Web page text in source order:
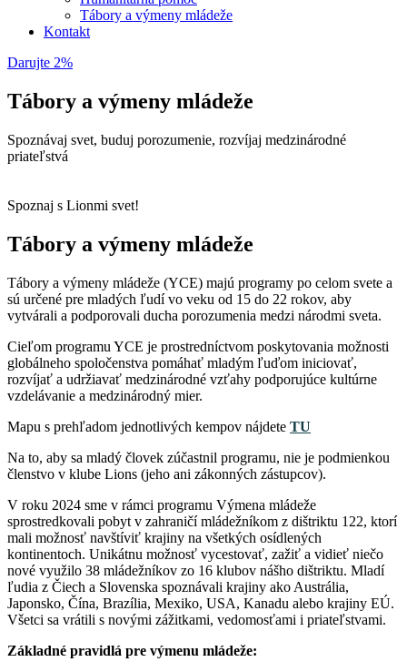
Tábory a výmeny mládeže
Kontakt
Darujte 2%
Tábory a výmeny mládeže
Spoznávaj svet, buduj porozumenie, rozvíjaj medzinárodné
priateľstvá
Spoznaj s Lionmi svet!
Tábory a výmeny mládeže
Tábory a výmeny mládeže (YCE) majú programy po celom svete a
sú určené pre mladých ľudí vo veku od 15 do 22 rokov, aby
vytvárali a podporovali ducha porozumenia medzi národmi sveta.
Cieľom programu YCE je prostredníctvom poskytovania možnosti
globálneho spoločenstva pomáhať mladým ľuďom iniciovať,
rozvíjať a udržiavať medzinárodné vzťahy podporujúce kultúrne
vzdelávanie a medzinárodný mier.
Mapu s prehľadom jednotlivých kempov nájdete TU
Na to, aby sa mladý človek zúčastnil programu, nie je podmienkou
členstvo v klube Lions (jeho ani zákonných zástupcov).
V roku 2024 sme v rámci programu Výmena mládeže
sprostredkovali pobyt v zahraničí mládežníkom z dištriktu 122, ktorí
mali možnosť navštíviť krajiny na všetkých osídlených
kontinentoch. Unikátnu možnosť vycestovať, zažiť a vidieť niečo
nové využilo 38 mládežníkov zo 16 klubov nášho dištriktu. Mladí
ľudia z Čiech a Slovenska spoznávali krajiny ako Austrália,
Japonsko, Čína, Brazília, Mexiko, USA, Kanadu alebo krajiny EÚ.
Všetci sa vrátili s novými zážitkami, vedomosťami i priateľstvami.
Základné pravidlá pre výmenu mládeže: